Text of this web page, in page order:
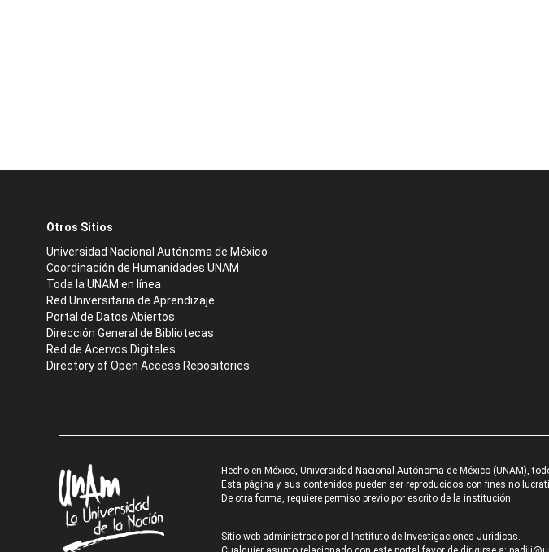
Otros Sitios
Universidad Nacional Autónoma de México
Coordinación de Humanidades UNAM
Toda la UNAM en línea
Red Universitaria de Aprendizaje
Portal de Datos Abiertos
Dirección General de Bibliotecas
Red de Acervos Digitales
Directory of Open Access Repositories
Hecho en México, Universidad Nacional Autónoma de México (UNAM),
Esta página y sus contenidos pueden ser reproducidos con fines no
De otra forma, requiere permiso previo por escrito de la institución.
Sitio web administrado por el Instituto de Investigaciones Jurídicas.